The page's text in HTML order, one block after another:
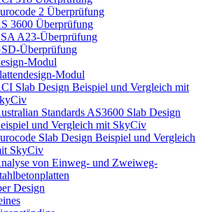
2 Überprüfung
3600 Überprüfung
A23-Überprüfung
Überprüfung
Modul
Modul
Slab Design Beispiel und Vergleich mit
Standards AS3600 Slab Design
und Vergleich mit SkyCiv
Slab Design Beispiel und Vergleich
SkyCiv
von Einweg- und Zweiweg-
Design